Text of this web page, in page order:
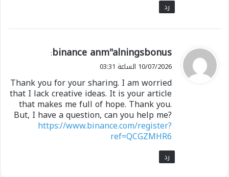
رد
ي
ق
ل
binance anm"alningsbonus
:
10/07/2026 الساعة 03:31
Thank you for your sharing. I am worried
that I lack creative ideas. It is your article
that makes me full of hope. Thank you.
But, I have a question, can you help me?
https://www.binance.com/register?
ref=QCGZMHR6
رد